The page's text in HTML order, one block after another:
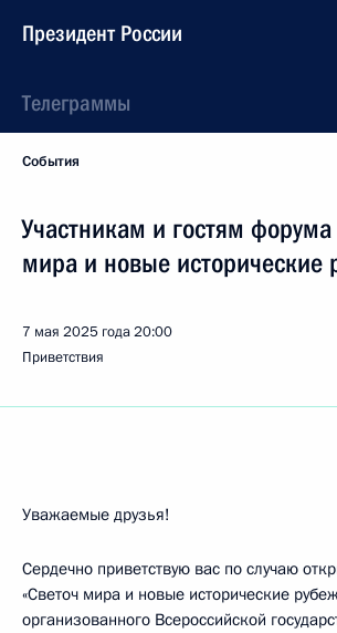
Президент России
Телеграммы
События
Участникам и гостям форума
мира и новые исторические
7 мая 2025 года20:00
Приветствия
Уважаемые друзья!
Сердечно приветствую вас по случаю
«Светоч мира и новые исторические
организованного Всероссийской